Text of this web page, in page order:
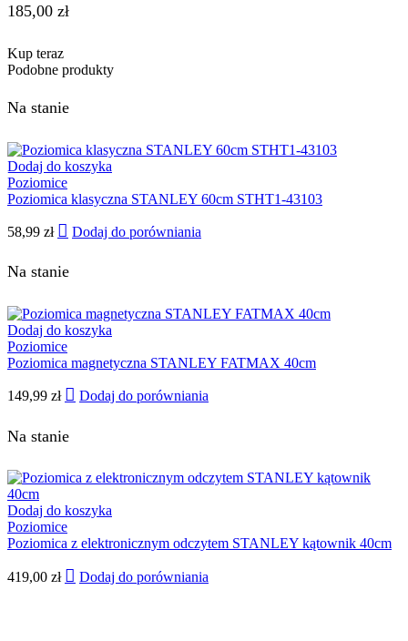
185,00 zł
Kup teraz
Podobne produkty
Na stanie
Dodaj do koszyka
Poziomice
Poziomica klasyczna STANLEY 60cm STHT1-43103
58,99 zł Dodaj do porówniania
Na stanie
Dodaj do koszyka
Poziomice
Poziomica magnetyczna STANLEY FATMAX 40cm
149,99 zł Dodaj do porówniania
Na stanie
Dodaj do koszyka
Poziomice
Poziomica z elektronicznym odczytem STANLEY kątownik 40cm
419,00 zł Dodaj do porówniania